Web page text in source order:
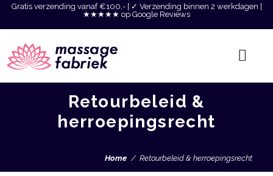
Gratis verzending vanaf €100,- | ✓ Verzending binnen 2 werkdagen |
★★★★★ op Google Reviews
Retourbeleid &
herroepingsrecht
Home Retourbeleid & herroepingsrecht